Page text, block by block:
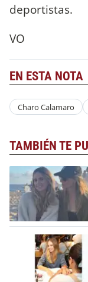
deportistas.
VO
EN ESTA NOTA
Charo Calamaro
TAMBIÉN TE